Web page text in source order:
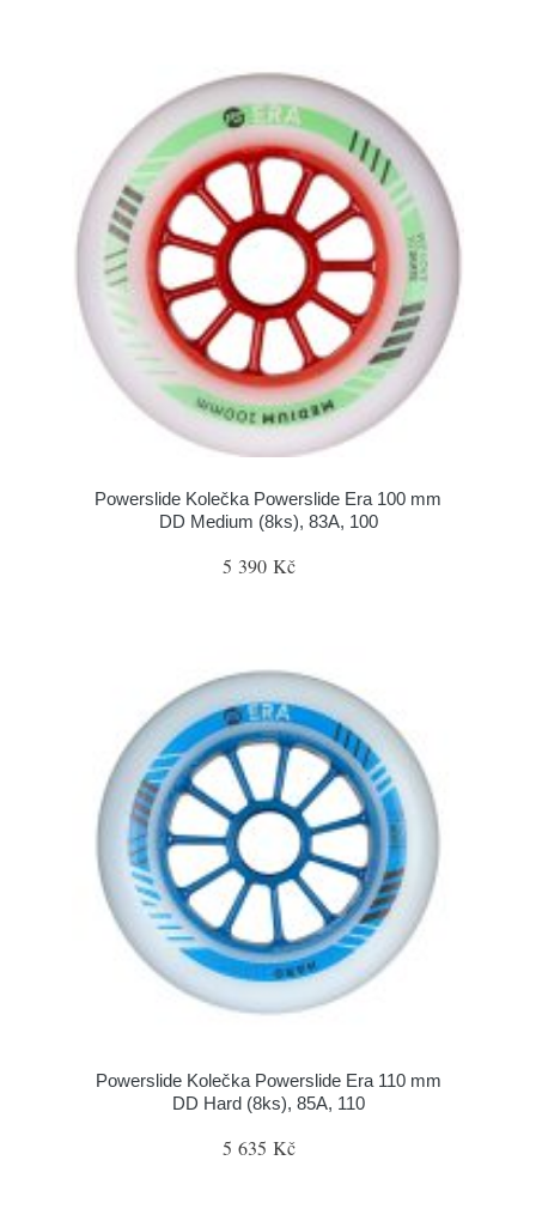
Powerslide Kolečka Powerslide Era 100 mm
DD Medium (8ks), 83A, 100
5 390 Kč
Powerslide Kolečka Powerslide Era 110 mm
DD Hard (8ks), 85A, 110
5 635 Kč